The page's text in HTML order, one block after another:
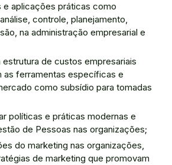
e aplicações práticas como
controle, planejamento,
na administração empresarial e
de custos empresariais
as ferramentas específicas e
como subsídio para tomadas
políticas e práticas modernas e
de Pessoas nas organizações;
do marketing nas organizações,
de marketing que promovam